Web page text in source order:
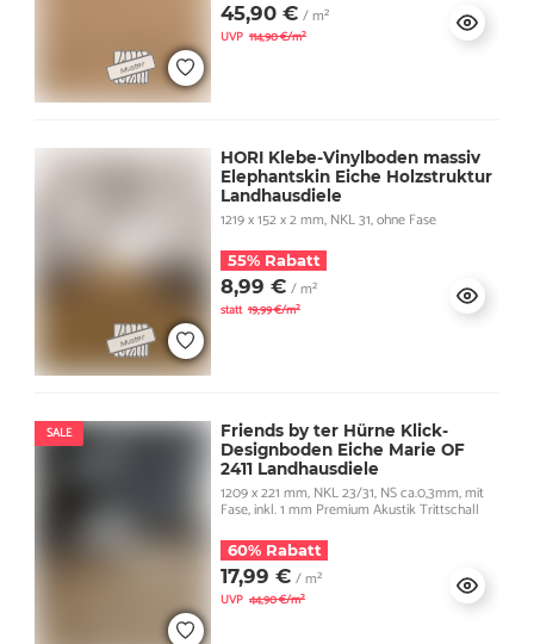
45,90 € / m²
UVP 114,90 €/m²
HORI Klebe-Vinylboden massiv
Elephantskin Eiche Holzstruktur
Landhausdiele
1219 x 152 x 2 mm, NKL 31, ohne Fase
55% Rabatt
8,99 € / m²
statt 19,99 €/m²
SALE
Friends by ter Hürne Klick-
Designboden Eiche Marie OF
2411 Landhausdiele
1209 x 221 mm, NKL 23/31, NS ca.0,3mm, mit
Fase, inkl. 1 mm Premium Akustik Trittschall
60% Rabatt
17,99 € / m²
UVP 44,90 €/m²